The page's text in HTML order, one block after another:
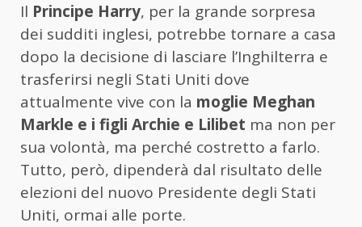
Il Principe Harry, per la grande sorpresa
dei sudditi inglesi, potrebbe tornare a casa
dopo la decisione di lasciare l’Inghilterra e
trasferirsi negli Stati Uniti dove
attualmente vive con la moglie Meghan
Markle e i figli Archie e Lilibet ma non per
sua volontà, ma perché costretto a farlo.
Tutto, però, dipenderà dal risultato delle
elezioni del nuovo Presidente degli Stati
Uniti, ormai alle porte.